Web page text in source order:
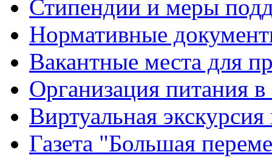
Стипендии и меры
Нормативные
Вакантные места для
Организация питания в
Виртуальная
Газета "Большая